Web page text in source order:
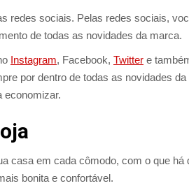
redes sociais. Pelas redes sociais,
de todas as novidades da marca.
Instagram, Facebook, Twitter e
por dentro de todas as novidades
economizar.
casa em cada cômodo, com o que
bonita e confortável.